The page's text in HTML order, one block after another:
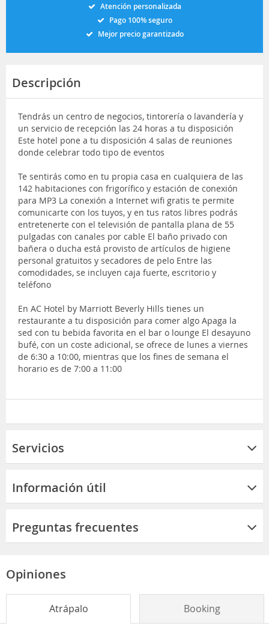
Atención personalizada
Pago 100% seguro
Mejor precio garantizado
Descripción
Tendrás un centro de negocios, tintorería o lavandería y
un servicio de recepción las 24 horas a tu disposición
Este hotel pone a tu disposición 4 salas de reuniones
donde celebrar todo tipo de eventos
Te sentirás como en tu propia casa en cualquiera de las
142 habitaciones con frigorífico y estación de conexión
para MP3 La conexión a Internet wifi gratis te permite
comunicarte con los tuyos, y en tus ratos libres podrás
entretenerte con el televisión de pantalla plana de 55
pulgadas con canales por cable El baño privado con
bañera o ducha está provisto de artículos de higiene
personal gratuitos y secadores de pelo Entre las
comodidades, se incluyen caja fuerte, escritorio y
teléfono
En AC Hotel by Marriott Beverly Hills tienes un
restaurante a tu disposición para comer algo Apaga la
sed con tu bebida favorita en el bar o lounge El desayuno
bufé, con un coste adicional, se ofrece de lunes a viernes
de 6:30 a 10:00, mientras que los fines de semana el
horario es de 7:00 a 11:00
Servicios
Información útil
Preguntas frecuentes
Opiniones
Atrápalo Booking